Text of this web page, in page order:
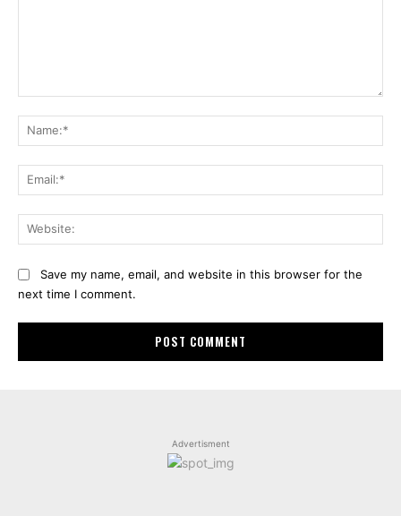
Save my name, email, and website in this browser for the
next time I comment.
Advertisment